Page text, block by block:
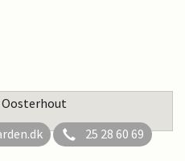
Oosterhout
25 28 60 69